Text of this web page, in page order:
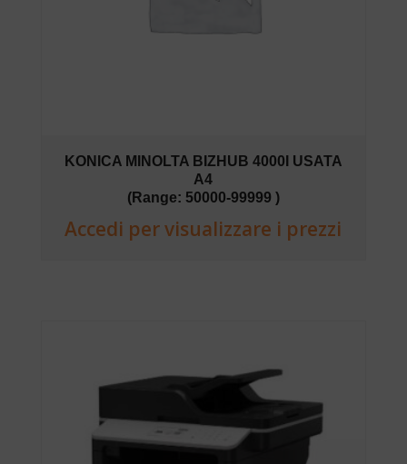
KONICA MINOLTA BIZHUB 4000I USATA
A4
(Range: 50000-99999 )
Accedi per visualizzare i prezzi